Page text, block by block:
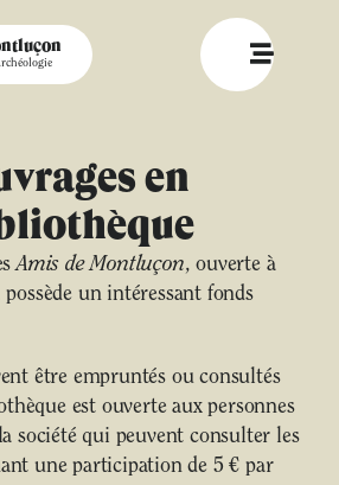
en
Amis de Montluçon, ouverte à
un intéressant fonds
être empruntés ou consultés
est ouverte aux personnes
société qui peuvent consulter les
une participation de 5 € par